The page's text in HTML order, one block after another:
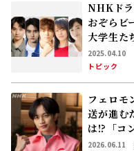
NHKド
おぞらビ
大学生た
2025.04.10
トピック
フェロモ
送が進む
は⁉――「
村店」
2026.06.11